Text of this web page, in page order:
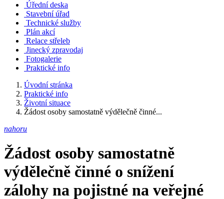
Úřední deska
Stavební úřad
Technické služby
Plán akcí
Relace střeleb
Jinecký zpravodaj
Fotogalerie
Praktické info
Úvodní stránka
Praktické info
Životní situace
Žádost osoby samostatně výdělečně činné...
nahoru
Žádost osoby samostatně
výdělečně činné o snížení
zálohy na pojistné na veřejné